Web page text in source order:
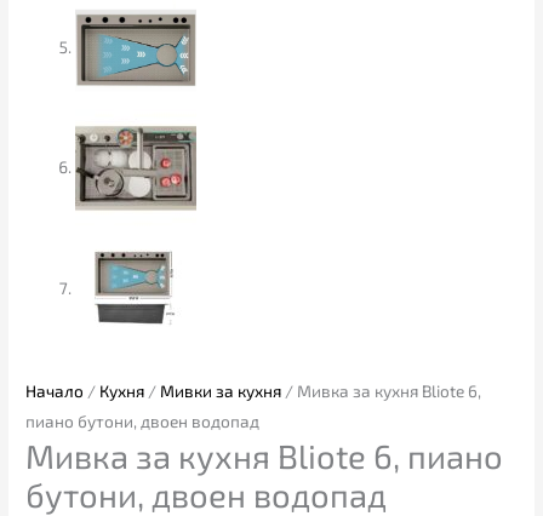
Начало / Кухня / Мивки за кухня / Мивка за кухня Bliote 6,
пиано бутони, двоен водопад
Мивка за кухня Bliote 6, пиано
бутони, двоен водопад